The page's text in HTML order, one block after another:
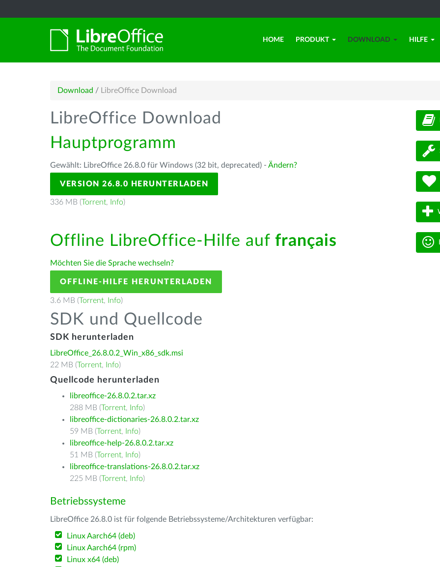
HOME PRODUKT DOWNLOAD HILFE
Download / LibreOffice Download
LibreOffice Download
Hauptprogramm
Gewählt: LibreOffice 26.8.0 für Windows (32 bit, deprecated) - Ändern?
VERSION 26.8.0 HERUNTERLADEN
336 MB (Torrent, Info)
Offline LibreOffice-Hilfe auf français
Möchten Sie die Sprache wechseln?
OFFLINE-HILFE HERUNTERLADEN
3.6 MB (Torrent, Info)
SDK und Quellcode
SDK herunterladen
LibreOffice_26.8.0.2_Win_x86_sdk.msi
22 MB (Torrent, Info)
Quellcode herunterladen
libreoffice-26.8.0.2.tar.xz
288 MB (Torrent, Info)
libreoffice-dictionaries-26.8.0.2.tar.xz
59 MB (Torrent, Info)
libreoffice-help-26.8.0.2.tar.xz
51 MB (Torrent, Info)
libreoffice-translations-26.8.0.2.tar.xz
225 MB (Torrent, Info)
Betriebssysteme
LibreOffice 26.8.0 ist für folgende Betriebssysteme/Architekturen verfügbar:
Linux Aarch64 (deb)
Linux Aarch64 (rpm)
Linux x64 (deb)